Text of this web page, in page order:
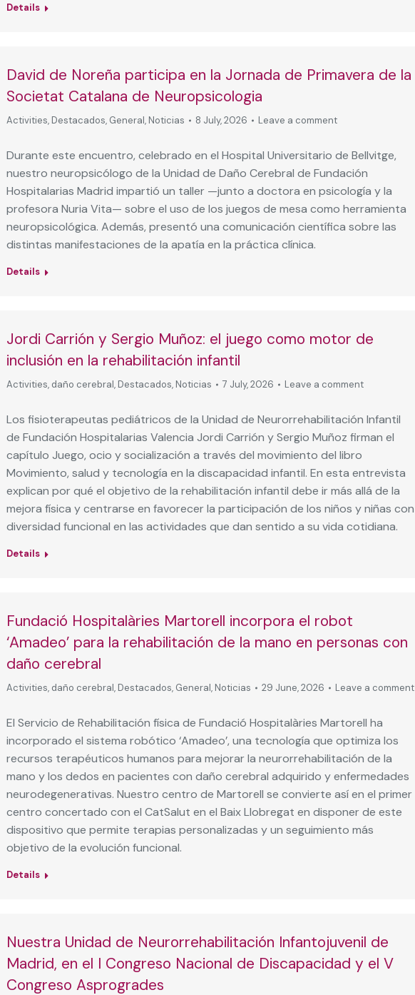
Details
David de Noreña participa en la Jornada de Primavera de la
Societat Catalana de Neuropsicologia
Activities, Destacados, General, Noticias 8 July, 2026 Leave a comment
Durante este encuentro, celebrado en el Hospital Universitario de Bellvitge,
nuestro neuropsicólogo de la Unidad de Daño Cerebral de Fundación
Hospitalarias Madrid impartió un taller —junto a doctora en psicología y la
profesora Nuria Vita— sobre el uso de los juegos de mesa como herramienta
neuropsicológica. Además, presentó una comunicación científica sobre las
distintas manifestaciones de la apatía en la práctica clínica.
Details
Jordi Carrión y Sergio Muñoz: el juego como motor de
inclusión en la rehabilitación infantil
Activities, daño cerebral, Destacados, Noticias 7 July, 2026 Leave a comment
Los fisioterapeutas pediátricos de la Unidad de Neurorrehabilitación Infantil
de Fundación Hospitalarias Valencia Jordi Carrión y Sergio Muñoz firman el
capítulo Juego, ocio y socialización a través del movimiento del libro
Movimiento, salud y tecnología en la discapacidad infantil. En esta entrevista
explican por qué el objetivo de la rehabilitación infantil debe ir más allá de la
mejora física y centrarse en favorecer la participación de los niños y niñas con
diversidad funcional en las actividades que dan sentido a su vida cotidiana.
Details
Fundació Hospitalàries Martorell incorpora el robot
‘Amadeo’ para la rehabilitación de la mano en personas con
daño cerebral
Activities, daño cerebral, Destacados, General, Noticias 29 June, 2026 Leave a comment
El Servicio de Rehabilitación física de Fundació Hospitalàries Martorell ha
incorporado el sistema robótico ‘Amadeo’, una tecnología que optimiza los
recursos terapéuticos humanos para mejorar la neurorrehabilitación de la
mano y los dedos en pacientes con daño cerebral adquirido y enfermedades
neurodegenerativas. Nuestro centro de Martorell se convierte así en el primer
centro concertado con el CatSalut en el Baix Llobregat en disponer de este
dispositivo que permite terapias personalizadas y un seguimiento más
objetivo de la evolución funcional.
Details
Nuestra Unidad de Neurorrehabilitación Infantojuvenil de
Madrid, en el I Congreso Nacional de Discapacidad y el V
Congreso Asprogrades